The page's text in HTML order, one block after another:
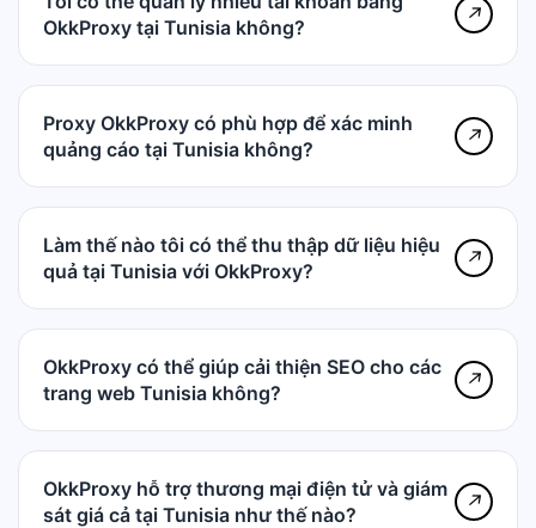
OkkProxy tại Tunisia không?
↗
Proxy OkkProxy có phù hợp để xác minh
quảng cáo tại Tunisia không?
↗
Làm thế nào tôi có thể thu thập dữ liệu hiệu
quả tại Tunisia với OkkProxy?
↗
OkkProxy có thể giúp cải thiện SEO cho các
trang web Tunisia không?
↗
OkkProxy hỗ trợ thương mại điện tử và giám
sát giá cả tại Tunisia như thế nào?
↗